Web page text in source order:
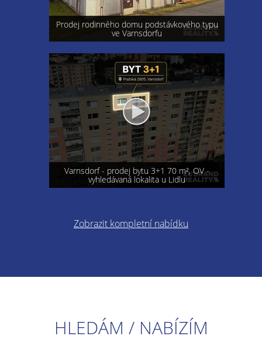
Prodej rodinného domu podstávkového typu
ve Varnsdorfu
Varnsdorf - prodej bytu 3+1 70 m², OV -
vyhledávaná lokalita u Lidlu
Zobrazit kompletní nabídku
HLEDÁM / NABÍZÍM